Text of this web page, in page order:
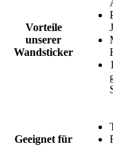
Vorteile
unserer
Wandsticker
Geeignet für